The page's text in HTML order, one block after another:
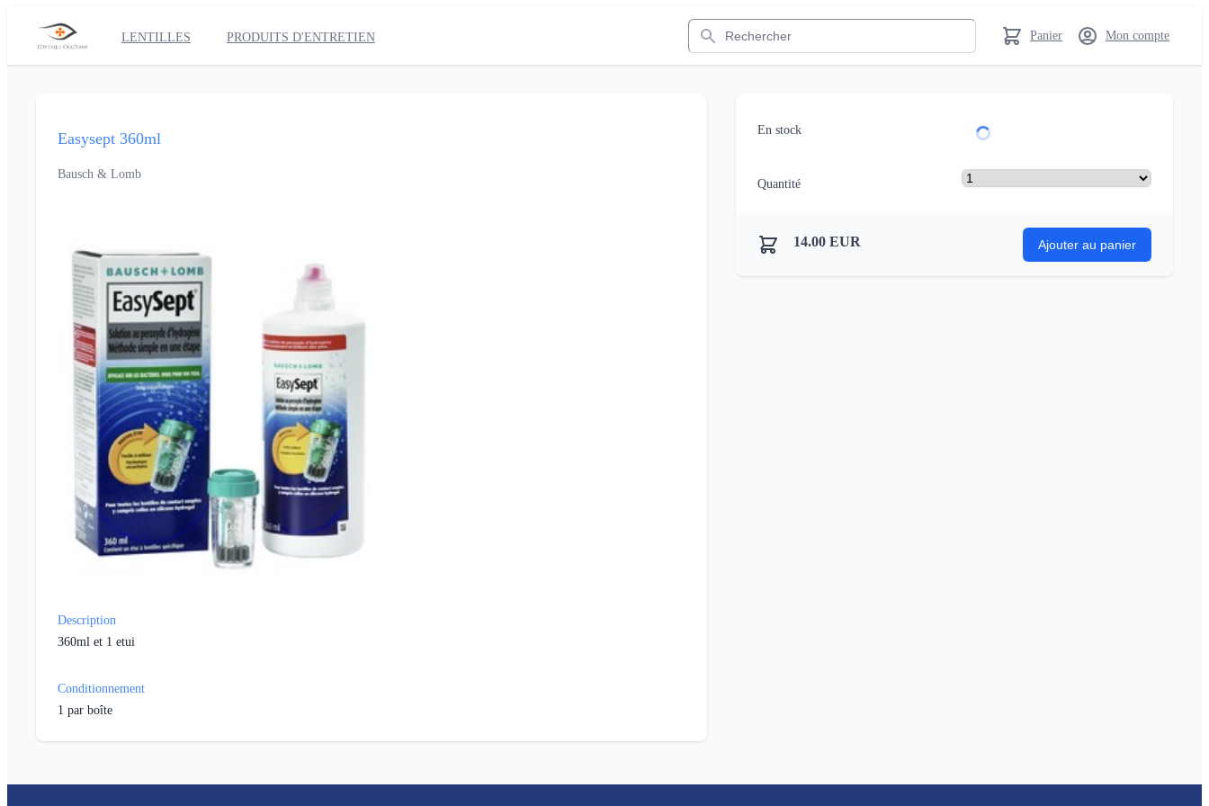
LENTILLES PRODUITS D'ENTRETIEN
Rechercher
Panier Mon compte
Easysept 360ml
Bausch & Lomb
Description
360ml et 1 etui
Conditionnement
1 par boîte
En stock
Quantité
14.00 EUR Ajouter au panier